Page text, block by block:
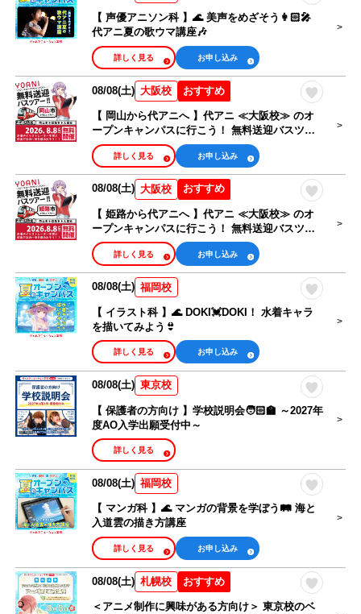
【 声優アニソン科 】🌊 美声をめざそう👩🏻‍🎤
代アニ夏の歌ウマ講座🎶
お申し込み
詳しく見る
おすすめ
08/08(土) 大阪校
【 岡山から代アニへ 】代アニ ≪大阪校≫ のオ
ープンキャンパスに行こう！ 無料送迎バスツア
ー
お申し込み
詳しく見る
おすすめ
08/08(土) 大阪校
【 姫路から代アニへ 】代アニ ≪大阪校≫ のオ
ープンキャンパスに行こう！ 無料送迎バスツア
ー
お申し込み
詳しく見る
08/08(土) 福岡校
【 イラスト科 】🌊 DOKI💓DOKI！ 水着キャラ
を描いてみよう👙
お申し込み
詳しく見る
08/08(土) 東京校
【 保護者の方向け 】学校説明会🧑🏻‍🏫 ～2027年
度AO入学出願受付中～
詳しく見る
08/08(土) 福岡校
【 マンガ科 】🌊 マンガの背景を学ぼう🛤️ 海と
入道雲の描き方講座
お申し込み
詳しく見る
おすすめ
08/08(土) 札幌校
＜アニメ制作に興味がある方向け＞ 東京校のベ